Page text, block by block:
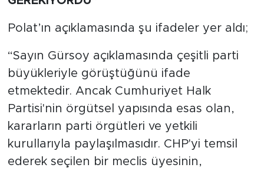
Polat’ın açıklamasında şu ifadeler yer aldı;
“Sayın Gürsoy açıklamasında çeşitli parti
büyükleriyle görüştüğünü ifade
etmektedir. Ancak Cumhuriyet Halk
Partisi'nin örgütsel yapısında esas olan,
kararların parti örgütleri ve yetkili
kurullarıyla paylaşılmasıdır. CHP'yi temsil
ederek seçilen bir meclis üyesinin,